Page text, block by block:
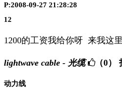
P:2008-09-27 21:28:28
12
1200的工资我给你呀 来我这
lightwave cable - 光缆 （0）
动力线